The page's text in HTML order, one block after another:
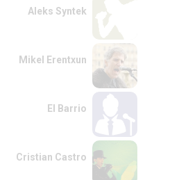
Aleks Syntek
Mikel Erentxun
El Barrio
Cristian Castro